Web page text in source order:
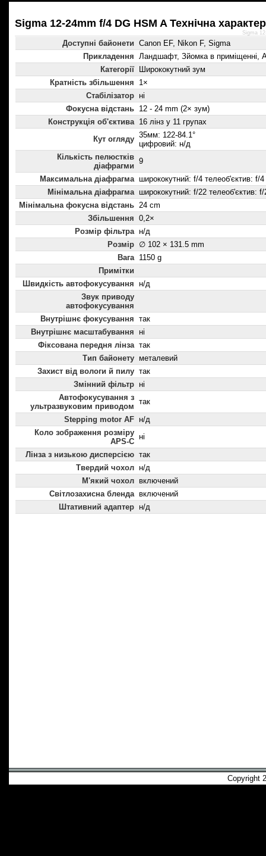
Sigma 12-24mm f/4 DG HSM A Технічнa
Доступні байонети Canon EF, Nikon F, Sigma
Прикладення Ландшафт, Зйомка в приміщенні,
Категорії
Ширококутний зум
Кратність збільшення
1×
Стабілізатор ні
Фокусна відстань 12 - 24 mm (2× зум)
Конструкція об'єктива 16 лінз у 11 групах
Кут огляду 35мм: 122-84.1°
цифровий: н/д
Кількість пелюстків
діафрагми
9
Максимальна діафрагма ширококутний: f/4 телеоб'єктив: f/4
Мінімальна діафрагма ширококутний: f/22 телеоб'єктив: f/
Мінімальна фокусна відстань 24 cm
Збільшення 0,2×
Розмір фільтра н/д
Розмір ∅ 102 × 131.5 mm
Вага 1150 g
Примітки
Швидкість автофокусування н/д
Звук приводу
автофокусування
Внутрішнє фокусування так
Внутрішнє масштабування
ні
Фіксована передня лінза так
Тип байонету металевий
Захист від вологи й пилу так
Змінний фільтр ні
Автофокусування з
ультразвуковим приводом
так
Stepping motor AF н/д
Коло зображення розміру
APS-C
ні
Лінза з низькою дисперсією так
Твердий чохол н/д
М'який чохол включений
Світлозахисна бленда включений
Штативний адаптер н/д
Sigma
Copyright